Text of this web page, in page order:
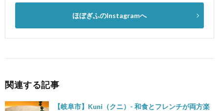
ほぼぎふのInstagramへ
関連する記事
【岐阜市】Kuni（クニ）- 和食とフレンチが両方楽